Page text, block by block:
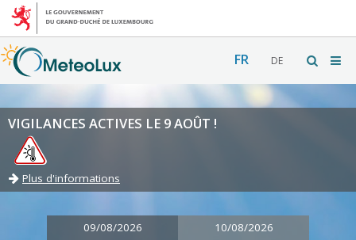
FR DE
VIGILANCES ACTIVES LE 9 AOÛT !
Plus d'informations
09/08/2026 10/08/2026